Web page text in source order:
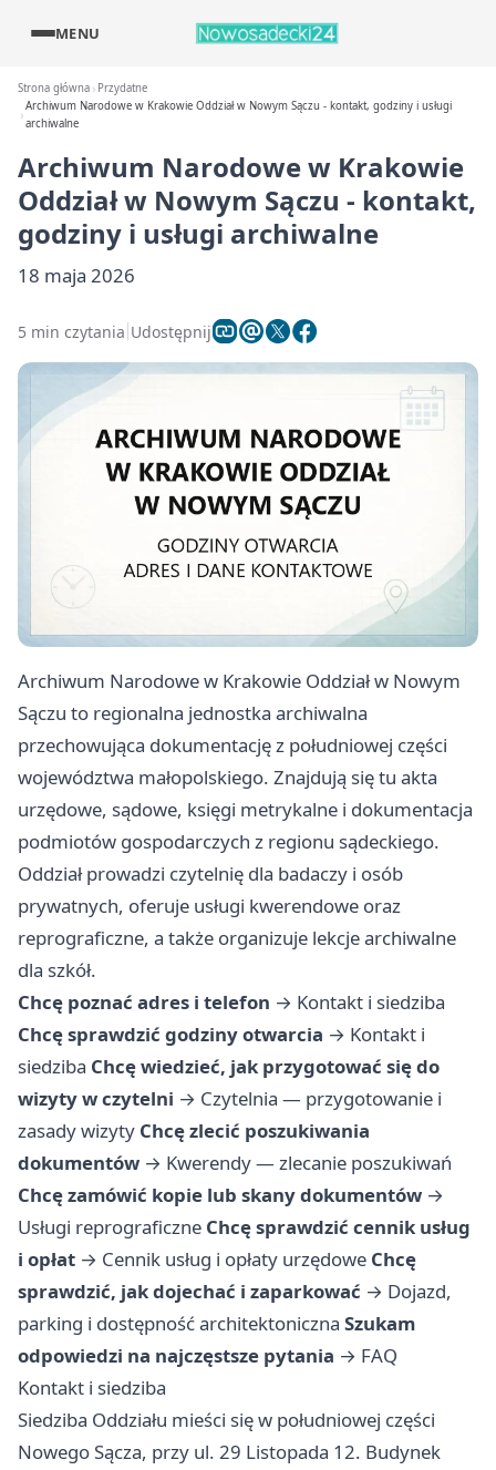
MENU
Strona główna
Przydatne
Archiwum Narodowe w Krakowie Oddział w Nowym Sączu - kontakt, godziny i usługi
archiwalne
Archiwum Narodowe w Krakowie
Oddział w Nowym Sączu - kontakt,
godziny i usługi archiwalne
18 maja 2026
5 min czytania Udostępnij
Archiwum Narodowe w Krakowie Oddział w Nowym
Sączu to regionalna jednostka archiwalna
przechowująca dokumentację z południowej części
województwa małopolskiego. Znajdują się tu akta
urzędowe, sądowe, księgi metrykalne i dokumentacja
podmiotów gospodarczych z regionu sądeckiego.
Oddział prowadzi czytelnię dla badaczy i osób
prywatnych, oferuje usługi kwerendowe oraz
reprograficzne, a także organizuje lekcje archiwalne
dla szkół.
Chcę poznać adres i telefon → Kontakt i siedziba
Chcę sprawdzić godziny otwarcia → Kontakt i
siedziba Chcę wiedzieć, jak przygotować się do
wizyty w czytelni → Czytelnia — przygotowanie i
zasady wizyty Chcę zlecić poszukiwania
dokumentów → Kwerendy — zlecanie poszukiwań
Chcę zamówić kopie lub skany dokumentów →
Usługi reprograficzne Chcę sprawdzić cennik usług
i opłat → Cennik usług i opłaty urzędowe Chcę
sprawdzić, jak dojechać i zaparkować → Dojazd,
parking i dostępność architektoniczna Szukam
odpowiedzi na najczęstsze pytania → FAQ
Kontakt i siedziba
Siedziba Oddziału mieści się w południowej części
Nowego Sącza, przy ul. 29 Listopada 12. Budynek